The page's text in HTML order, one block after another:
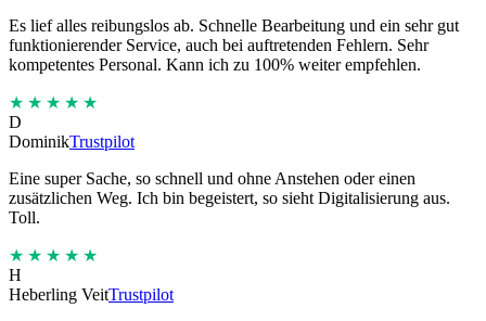
Es lief alles reibungslos ab. Schnelle Bearbeitung und ein sehr gut
funktionierender Service, auch bei auftretenden Fehlern. Sehr
kompetentes Personal. Kann ich zu 100% weiter empfehlen.
★★★★★
D
DominikTrustpilot
Eine super Sache, so schnell und ohne Anstehen oder einen
zusätzlichen Weg. Ich bin begeistert, so sieht Digitalisierung aus.
Toll.
★★★★★
H
Heberling VeitTrustpilot